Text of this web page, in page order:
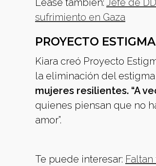
Léase también: Jefe de
sufrimiento en Gaza
PROYECTO
Kiara creó Proyecto
la eliminación del
mujeres resilientes. “A
quienes piensan que no
amor”.
Te puede interesar: